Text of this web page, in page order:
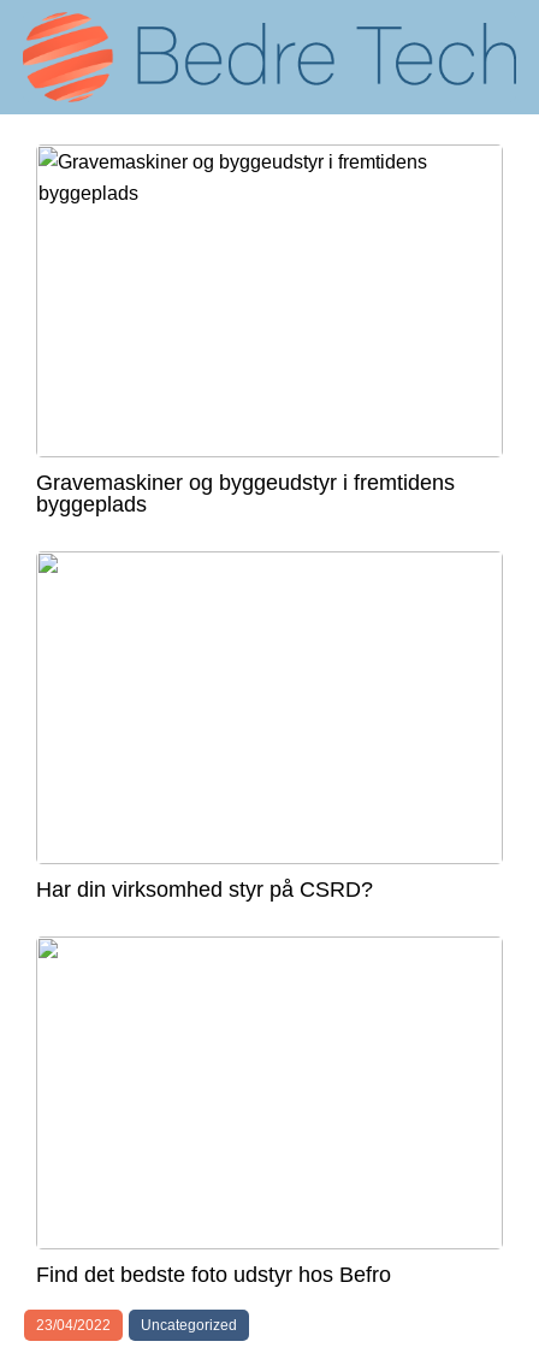
Gravemaskiner og byggeudstyr i fremtidens
byggeplads
Har din virksomhed styr på CSRD?
Find det bedste foto udstyr hos Befro
23/04/2022 Uncategorized